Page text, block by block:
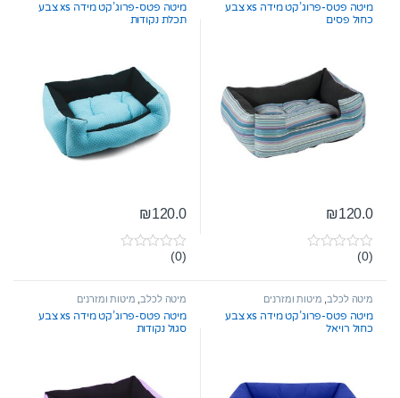
מיטה פטס-פרוג’קט מידה xs צבע
כחול פסים
₪120.0
0
t
f
5
(0)
מיטה פטס-פרוג’קט מידה xs צבע
תכלת נקודות
₪120.0
0
t
f
5
(0)
מיטה לכלב, מיטות ומזרנים
מיטה פטס-פרוג’קט מידה xs צבע
כחול רויאל
מיטה לכלב, מיטות ומזרנים
מיטה פטס-פרוג’קט מידה xs צבע
סגול נקודות